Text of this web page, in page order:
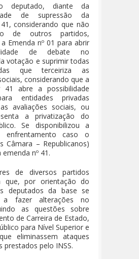
deputado, diante da
de supressão da
considerando que não
de outros partidos,
Emenda nº 01 para abrir
de debate no
votação e suprimir todas
que terceiriza as
considerando que a
41 abre a possibilidade
entidades privadas
avaliações sociais, ou
a privatização do
Se disponibilizou a
enfrentamento caso o
Câmara – Republicanos)
nº 41.
de diversos partidos
que, por orientação do
deputados da base se
a fazer alterações no
as questões sobre
de Carreira de Estado,
para Nível Superior e
eliminassem ataques
prestados pelo INSS.